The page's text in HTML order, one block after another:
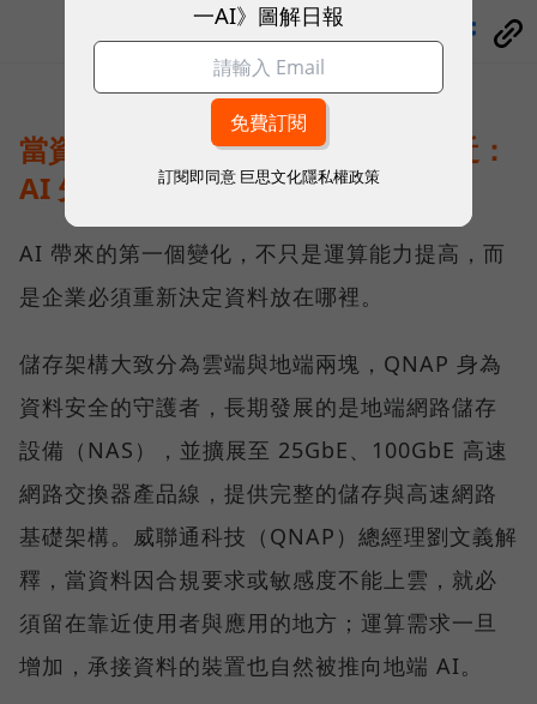
當資料不能離開企業，運算就得靠近：
AI 先改寫儲存架構
AI 帶來的第一個變化，不只是運算能力提高，而
是企業必須重新決定資料放在哪裡。
儲存架構大致分為雲端與地端兩塊，QNAP 身為
資料安全的守護者，長期發展的是地端網路儲存
設備（NAS），並擴展至 25GbE、100GbE 高速
網路交換器產品線，提供完整的儲存與高速網路
基礎架構。威聯通科技（QNAP）總經理劉文義解
釋，當資料因合規要求或敏感度不能上雲，就必
須留在靠近使用者與應用的地方；運算需求一旦
增加，承接資料的裝置也自然被推向地端 AI。
一AI》圖解日報
訂閱即同意 巨思文化隱私權政策